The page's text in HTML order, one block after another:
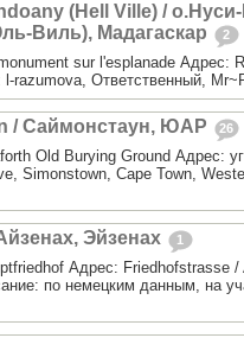
(Hell Ville) /
Виль), Мадагаскар
2
sur l'esplanade Адрес:
razumova, Ответственный,
/ Саймонстаун, ЮАР 26
Old Burying Ground Адрес:
Simonstown, Cape Town,
Эйзенах 1
Адрес: Friedhofstrasse /
по немецким данным, на